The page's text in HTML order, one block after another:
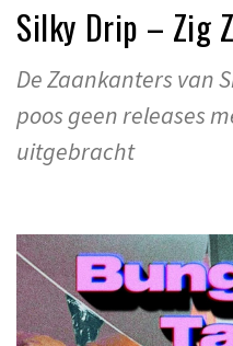
Silky Drip – Zig
De Zaankanters van
poos geen releases
uitgebracht